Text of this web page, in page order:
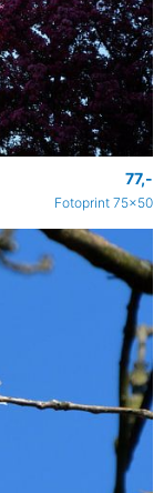
77,-
Fotoprint 75x50